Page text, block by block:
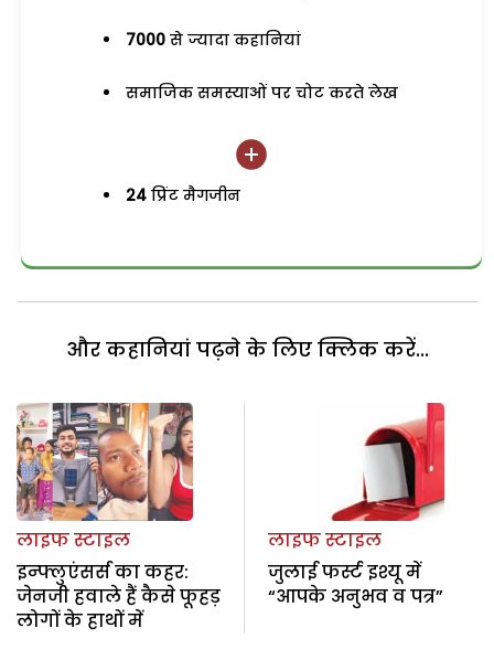
7000 से ज्यादा कहानियां
समाजिक समस्याओं पर चोट करते लेख
24 प्रिंट मैगजीन
और कहानियां पढ़ने के लिए क्लिक करें...
लाइफ स्टाइल
इन्फ्लुएंसर्स का कहर:
जेनजी हवाले हैं कैसे फूहड़
लोगों के हाथों में
लाइफ स्टाइल
जुलाई फर्स्ट इश्यू में
“आपके अनुभव व पत्र”